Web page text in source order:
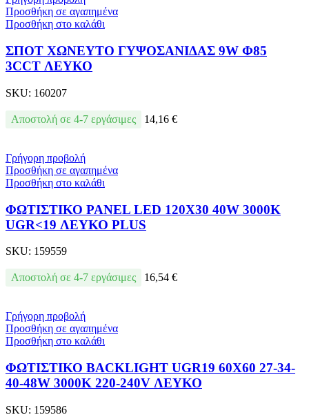
Προσθήκη σε αγαπημένα
Προσθήκη στο καλάθι
ΣΠΟΤ ΧΩΝΕΥΤΟ ΓΥΨΟΣΑΝΙΔΑΣ 9W Φ85
3CCT ΛΕΥΚΟ
SKU: 160207
Αποστολή σε 4-7 εργάσιμες 14,16 €
Γρήγορη προβολή
Προσθήκη σε αγαπημένα
Προσθήκη στο καλάθι
ΦΩΤΙΣΤΙΚΟ PANEL LED 120X30 40W 3000Κ
UGR<19 ΛΕΥΚΟ PLUS
SKU: 159559
Αποστολή σε 4-7 εργάσιμες 16,54 €
Γρήγορη προβολή
Προσθήκη σε αγαπημένα
Προσθήκη στο καλάθι
ΦΩΤΙΣΤΙΚΟ BACKLIGΗΤ UGR19 60X60 27-34-
40-48W 3000Κ 220-240V ΛΕΥΚΟ
SKU: 159586